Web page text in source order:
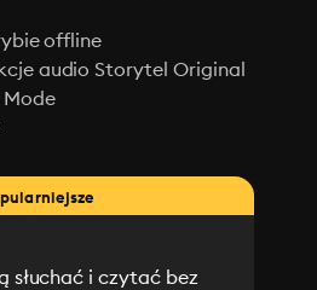
offline
audio Storytel Original
słuchać i czytać bez